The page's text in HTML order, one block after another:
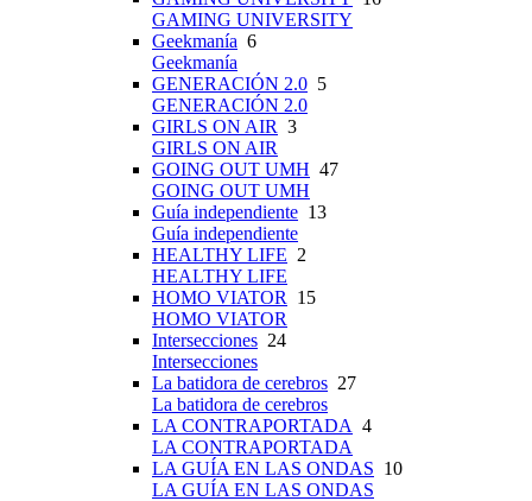
GAMING UNIVERSITY
Geekmanía 6
Geekmanía
GENERACIÓN 2.0 5
GENERACIÓN 2.0
GIRLS ON AIR 3
GIRLS ON AIR
GOING OUT UMH 47
GOING OUT UMH
Guía independiente 13
Guía independiente
HEALTHY LIFE 2
HEALTHY LIFE
HOMO VIATOR
15
HOMO VIATOR
Intersecciones 24
Intersecciones
La batidora de cerebros 27
La batidora de cerebros
LA CONTRAPORTADA 4
LA CONTRAPORTADA
LA GUÍA EN LAS ONDAS 10
LA GUÍA EN LAS ONDAS